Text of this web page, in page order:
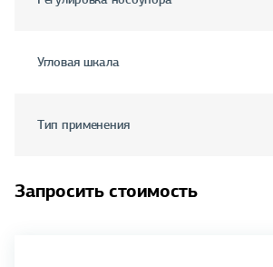
Угловая шкала
Тип применения
Запросить стоимость